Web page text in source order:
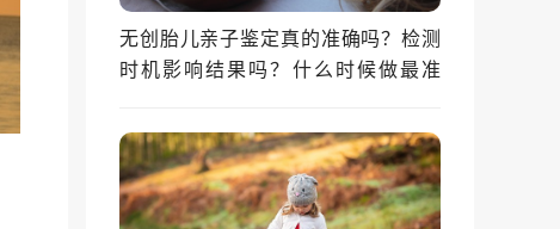
无创胎儿亲子鉴定真的准确吗？检测
时机影响结果吗？什么时候做最准